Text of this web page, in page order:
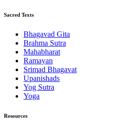
Sacred Texts
Bhagavad Gita
Brahma Sutra
Mahabharat
Ramayan
Srimad Bhagavat
Upanishads
Yog Sutra
Yoga
Resources